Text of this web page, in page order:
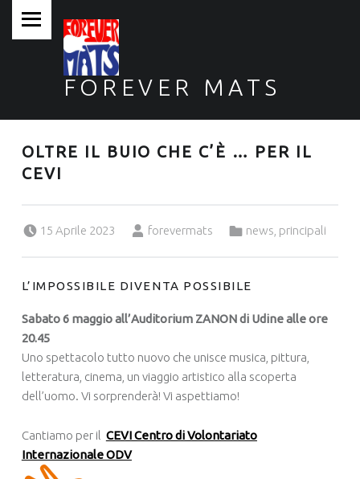
FOREVER MATS
OLTRE IL BUIO CHE C’È … PER IL
CEVI
15 Aprile 2023 forevermats news principali
L’IMPOSSIBILE DIVENTA POSSIBILE
Sabato 6 maggio all’Auditorium ZANON di Udine alle ore
20.45
Uno spettacolo tutto nuovo che unisce musica, pittura,
letteratura, cinema, un viaggio artistico alla scoperta
dell’uomo. Vi sorprenderà! Vi aspettiamo!
Cantiamo per il CEVI Centro di Volontariato
Internazionale ODV